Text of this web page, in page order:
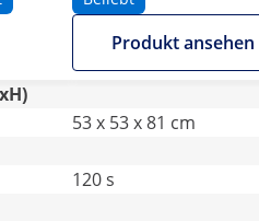
Produkt ansehen
53 x 53 x 81 cm
120 s